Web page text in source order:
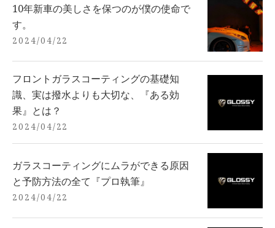
10年新車の美しさを保つのが僕の使命で
す。
2024/04/22
フロントガラスコーティングの基礎知
識、実は撥水よりも大切な、『ある効
果』とは？
2024/04/22
ガラスコーティングにムラができる原因
と予防方法の全て『プロ執筆』
2024/04/22